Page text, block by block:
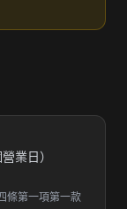
業日）
條第一項第一款